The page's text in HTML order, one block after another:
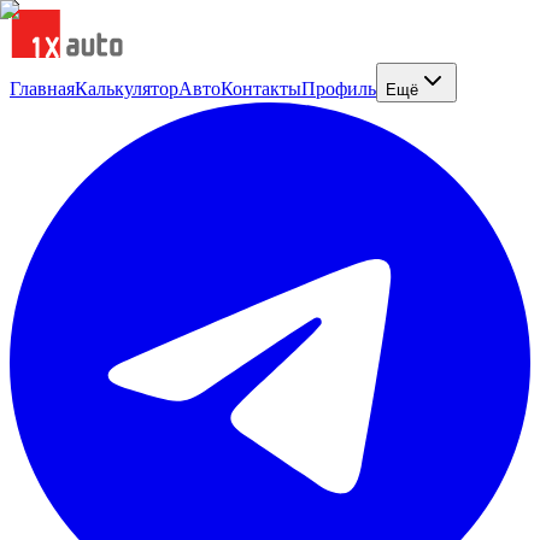
ГлавнаяКалькуляторАвтоКонтактыПрофиль Ещё